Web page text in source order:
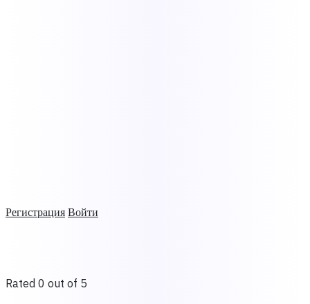
Регистрация Войти
Rated 0 out of 5